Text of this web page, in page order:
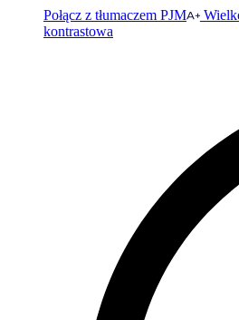
Połącz z tłumaczem PJM
kontrastowa